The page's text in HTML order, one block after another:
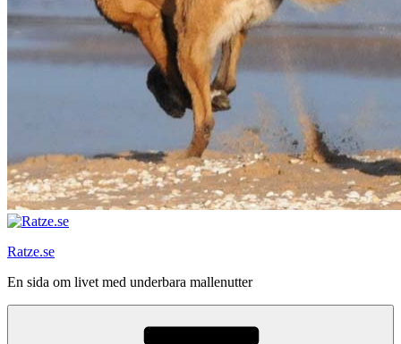
Ratze.se
En sida om livet med underbara mallenutter